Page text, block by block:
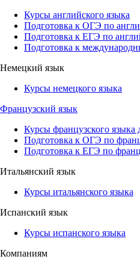
Курсы английского языка
Подготовка к ОГЭ по
Подготовка к ЕГЭ по
Подготовка к
Немецкий язык
Курсы немецкого языка
Французский язык
Курсы французского языка
Подготовка к ОГЭ по
Подготовка к ЕГЭ по
Итальянский язык
Курсы итальянского языка
Испанский язык
Курсы испанского языка
Компаниям